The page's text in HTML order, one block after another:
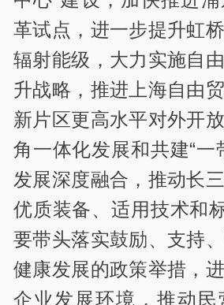
革试点，进一步提升虹
辐射能级，大力实施自
升战略，推进上海自由
新片区更高水平对外开
角一体化发展和共建“一
发展深度融合，推动长
优质装备、适用技术和标
要带头落实鼓励、支持
健康发展的政策举措，
企业发展环境，推动民